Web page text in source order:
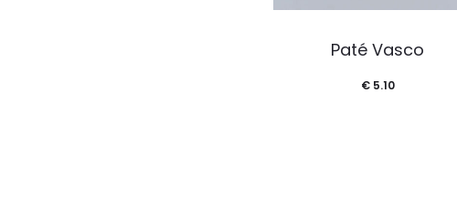
Paté Vasco
€5.10